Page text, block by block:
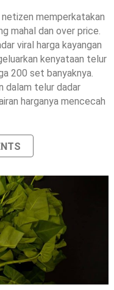
memperkatakan
mahal dan over price.
viral harga kayangan
kenyataan telur
200 set banyaknya.
dalam telur dadar
harganya mencecah